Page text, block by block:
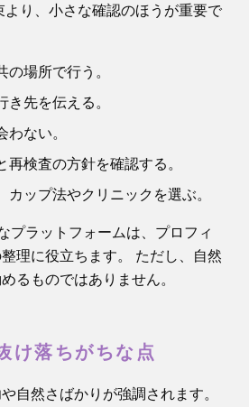
より、小さな確認のほうが重要で
場所で行う。
先を伝える。
ない。
再検査の方針を確認する。
カップ法やクリニックを選ぶ。
プラットフォームは、プロフィ
理に役立ちます。 ただし、自然
るものではありません。
け落ちがちな点
自然さばかりが強調されます。